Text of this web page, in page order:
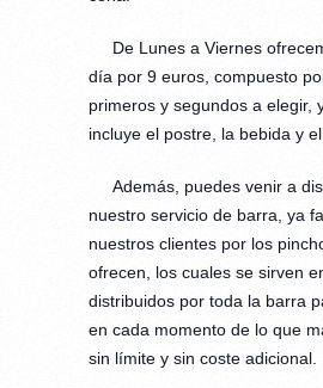
De Lunes a Viernes
día por 9 euros, compuesto
primeros y segundos a elegir,
incluye el postre, la bebida y el
Además, puedes venir a
nuestro servicio de barra, ya
nuestros clientes por los
ofrecen, los cuales se sirven
distribuidos por toda la barra
en cada momento de lo que
sin límite y sin coste adicional.